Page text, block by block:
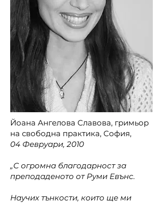
Йоана Ангелова Славова, гримьор
на свободна практика, София,
04 Февруари, 2010
„С огромна благодарност за
преподаденото от Руми Евънс.
Научих тънкости, които ще ми